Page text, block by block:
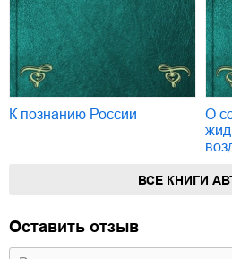
К познанию России
О
ВСЕ КНИГИ
Оставить отзыв